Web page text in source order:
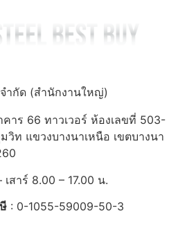
ำกัด (สำนักงานใหญ่)
าร 66 ทาวเวอร์ ห้องเลขที่ 503-
ท แขวงบางนาเหนือ เขตบางนา
เสาร์ 8.00 – 17.00 น.
: 0-1055-59009-50-3